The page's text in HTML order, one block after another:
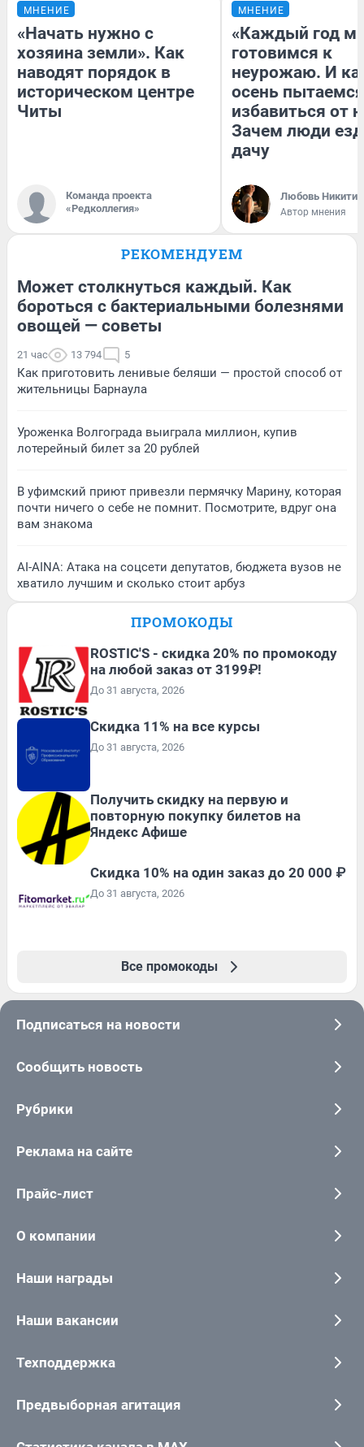
МНЕНИЕ
«Начать нужно с
хозяина земли». Как
наводят порядок в
историческом центре
Читы
Команда проекта
«Редколлегия»
МНЕНИЕ
«Каждый год
готовимся к
неурожаю. И
осень пытаемся
избавиться от
Зачем люди
дачу
Любовь
Автор мнения
РЕКОМЕНДУЕМ
Может столкнуться каждый. Как
бороться с бактериальными болезнями
овощей — советы
21 час 13 794 5
Как приготовить ленивые беляши — простой способ от
жительницы Барнаула
Уроженка Волгограда выиграла миллион, купив
лотерейный билет за 20 рублей
В уфимский приют привезли пермячку Марину, которая
почти ничего о себе не помнит. Посмотрите, вдруг она
вам знакома
AI-AINA: Атака на соцсети депутатов, бюджета вузов не
хватило лучшим и сколько стоит арбуз
ПРОМОКОДЫ
ROSTIC'S - скидка 20% по промокоду
на любой заказ от 3199₽!
До 31 августа, 2026
Скидка 11% на все курсы
До 31 августа, 2026
Получить скидку на первую и
повторную покупку билетов на
Яндекс Афише
Скидка 10% на один заказ до 20 000 ₽
До 31 августа, 2026
Все промокоды
Подписаться на новости
Сообщить новость
Рубрики
Реклама на сайте
Прайс-лист
О компании
Наши награды
Наши вакансии
Техподдержка
Предвыборная агитация